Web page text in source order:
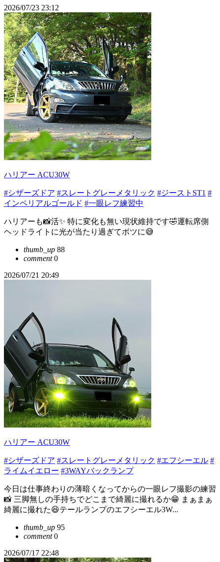
2026/07/23 23:12
ハリアー ACU30W
#シザーズドア #スレートグレーメタリック #ジーストST1 #
インペリアルゴールド #一眼レフ練習中
ハリアーも📸活✨ 特に変化も無い現状維持です🤣運転席側
ヘッドライトに光が当たり過ぎてボツに😅
thumb_up 88
comment0
2026/07/21 20:49
ハリアー ACU30W
#シザーズドア #スレートグレーメタリック #エフシーエル #
ライムイエロー #3WAYバックランプ
今日は仕事終わりの薄暗くなってからの一眼レフ撮影の練習
📸 三脚無しの手持ちでどこまで綺麗に撮れるか😁 まぁまぁ
綺麗に撮れた😆テールランプのエフシーエル3W...
thumb_up 95
comment0
2026/07/17 22:48